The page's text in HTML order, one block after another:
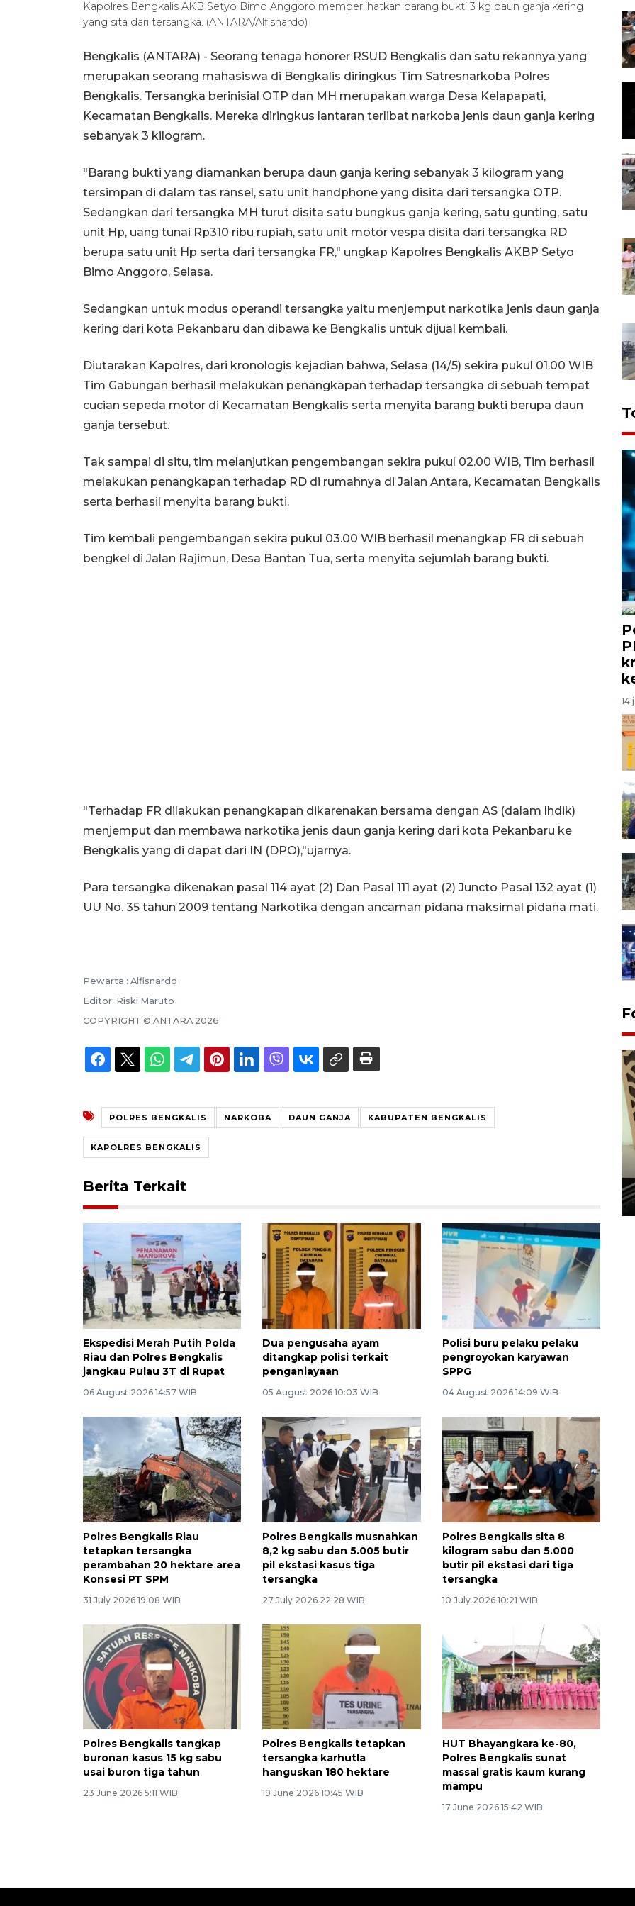
Kapolres Bengkalis AKB Setyo Bimo Anggoro memperlihatkan barang bukti 3 kg daun ganja kering
yang sita dari tersangka. (ANTARA/Alfisnardo)
Bengkalis (ANTARA) - Seorang tenaga honorer RSUD Bengkalis dan satu rekannya yang
merupakan seorang mahasiswa di Bengkalis diringkus Tim Satresnarkoba Polres
Bengkalis. Tersangka berinisial OTP dan MH merupakan warga Desa Kelapapati,
Kecamatan Bengkalis. Mereka diringkus lantaran terlibat narkoba jenis daun ganja kering
sebanyak 3 kilogram.
"Barang bukti yang diamankan berupa daun ganja kering sebanyak 3 kilogram yang
tersimpan di dalam tas ransel, satu unit handphone yang disita dari tersangka OTP.
Sedangkan dari tersangka MH turut disita satu bungkus ganja kering, satu gunting, satu
unit Hp, uang tunai Rp310 ribu rupiah, satu unit motor vespa disita dari tersangka RD
berupa satu unit Hp serta dari tersangka FR," ungkap Kapolres Bengkalis AKBP Setyo
Bimo Anggoro, Selasa.
Sedangkan untuk modus operandi tersangka yaitu menjemput narkotika jenis daun ganja
kering dari kota Pekanbaru dan dibawa ke Bengkalis untuk dijual kembali.
Diutarakan Kapolres, dari kronologis kejadian bahwa, Selasa (14/5) sekira pukul 01.00 WIB
Tim Gabungan berhasil melakukan penangkapan terhadap tersangka di sebuah tempat
cucian sepeda motor di Kecamatan Bengkalis serta menyita barang bukti berupa daun
ganja tersebut.
Tak sampai di situ, tim melanjutkan pengembangan sekira pukul 02.00 WIB, Tim berhasil
melakukan penangkapan terhadap RD di rumahnya di Jalan Antara, Kecamatan Bengkalis
serta berhasil menyita barang bukti.
Tim kembali pengembangan sekira pukul 03.00 WIB berhasil menangkap FR di sebuah
bengkel di Jalan Rajimun, Desa Bantan Tua, serta menyita sejumlah barang bukti.
"Terhadap FR dilakukan penangkapan dikarenakan bersama dengan AS (dalam lhdik)
menjemput dan membawa narkotika jenis daun ganja kering dari kota Pekanbaru ke
Bengkalis yang di dapat dari IN (DPO),"ujarnya.
Para tersangka dikenakan pasal 114 ayat (2) Dan Pasal 111 ayat (2) Juncto Pasal 132 ayat (1)
UU No. 35 tahun 2009 tentang Narkotika dengan ancaman pidana maksimal pidana mati.
Pewarta : Alfisnardo
Editor: Riski Maruto
COPYRIGHT © ANTARA 2026
POLRES BENGKALIS NARKOBA DAUN GANJA KABUPATEN BENGKALIS
KAPOLRES BENGKALIS
Berita Terkait
Ekspedisi Merah Putih Polda
Riau dan Polres Bengkalis
jangkau Pulau 3T di Rupat
06 August 2026 14:57 WIB
Dua pengusaha ayam
ditangkap polisi terkait
penganiayaan
05 August 2026 10:03 WIB
Polisi buru pelaku pelaku
pengroyokan karyawan
SPPG
04 August 2026 14:09 WIB
Polres Bengkalis Riau
tetapkan tersangka
perambahan 20 hektare area
Konsesi PT SPM
31 July 2026 19:08 WIB
Polres Bengkalis musnahkan
8,2 kg sabu dan 5.005 butir
pil ekstasi kasus tiga
tersangka
27 July 2026 22:28 WIB
Polres Bengkalis sita 8
kilogram sabu dan 5.000
butir pil ekstasi dari tiga
tersangka
10 July 2026 10:21 WIB
Polres Bengkalis tangkap
buronan kasus 15 kg sabu
usai buron tiga tahun
23 June 2026 5:11 WIB
Polres Bengkalis tetapkan
tersangka karhutla
hanguskan 180 hektare
19 June 2026 10:45 WIB
HUT Bhayangkara ke-80,
Polres Bengkalis sunat
massal gratis kaum kurang
mampu
17 June 2026 15:42 WIB
14